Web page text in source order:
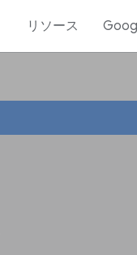
リソース